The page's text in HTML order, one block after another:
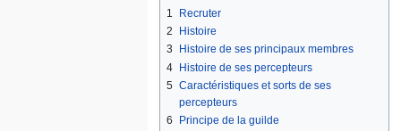
navigation
recherche
1
Recruter
2
Histoire
3
Histoire de ses principaux membres
4 Histoire de ses percepteurs
5 Caractéristiques et sorts de ses
percepteurs
6
Principe de la guilde